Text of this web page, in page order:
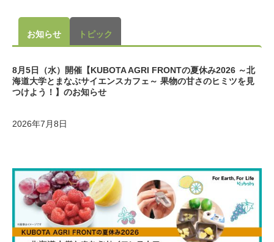
お知らせ トピック
8月5日（水）開催【KUBOTA AGRI FRONTの夏休み2026 ～北
海道大学とまなぶサイエンスカフェ～ 果物の甘さのヒミツを見
つけよう！】のお知らせ
2026年7月8日